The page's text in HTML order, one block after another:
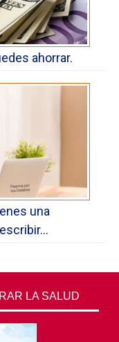
ahorrar.
una
LA SALUD